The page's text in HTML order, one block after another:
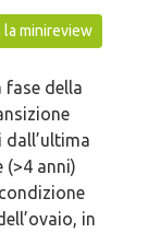
la minireview
fase della
dall’ultima
(>4 anni)
in